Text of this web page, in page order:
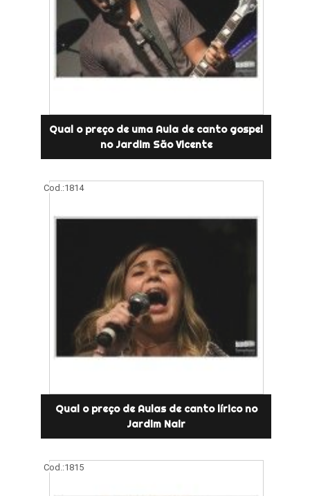
Qual o preço de uma Aula de canto gospel
no Jardim São Vicente
Cod.:1814
Qual o preço de Aulas de canto lírico no
Jardim Nair
Cod.:1815